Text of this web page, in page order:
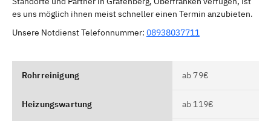
es uns möglich ihnen meist schneller einen Termin anzubieten.
Unsere Notdienst Telefonnummer: 08938037711
Rohrreinigung ab 79€
Heizungswartung ab 119€